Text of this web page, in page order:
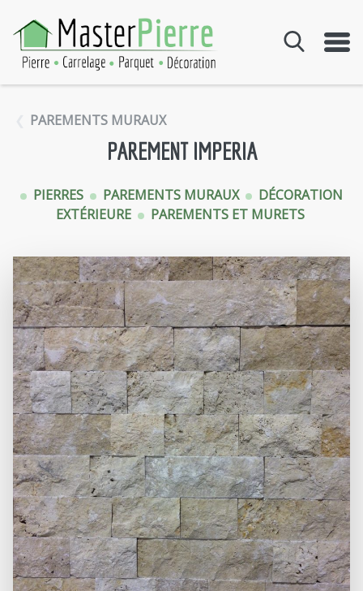
PAREMENTS MURAUX
PAREMENT IMPERIA
PIERRES PAREMENTS MURAUX
DÉCORATION
EXTÉRIEURE
PAREMENTS ET MURETS